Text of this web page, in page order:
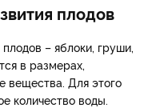
плодов
– яблоки, груши,
в размерах,
вещества. Для этого
количество воды.